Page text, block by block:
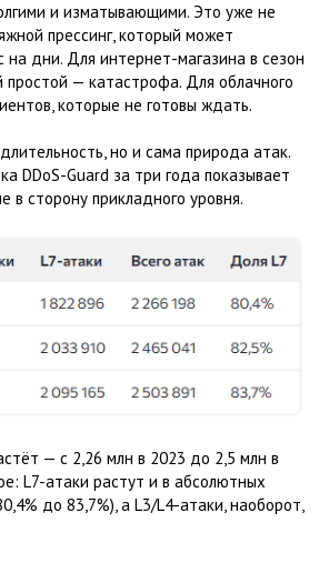
и изматывающими. Это уже не
прессинг, который может
на дни. Для интернет-магазина в сезон
— катастрофа. Для облачного
которые не готовы ждать.
но и сама природа атак.
DDoS-Guard за три года показывает
в сторону прикладного уровня.
— с 2,26 млн в 2023 до 2,5 млн в
L7-атаки растут и в абсолютных
до 83,7%), а L3/L4-атаки, наоборот,